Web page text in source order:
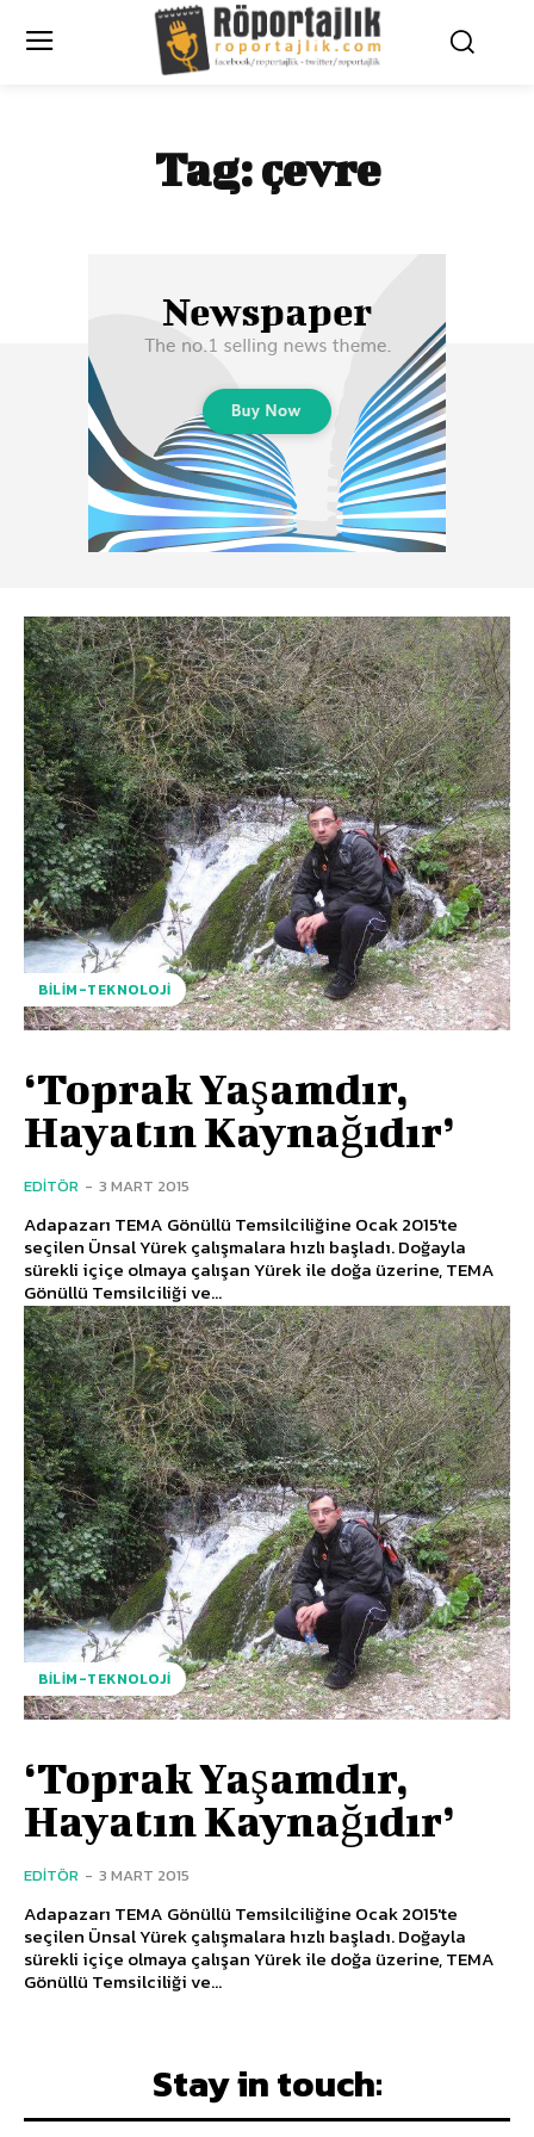
Tag:çevre
BILIM-TEKNOLOJI
‘Toprak Yaşamdır,
Hayatın Kaynağıdır’
EDITÖR - 3 MART 2015
Adapazarı TEMA Gönüllü Temsilciliğine Ocak 2015'te
seçilen Ünsal Yürek çalışmalara hızlı başladı. Doğayla
sürekli içiçe olmaya çalışan Yürek ile doğa üzerine, TEMA
Gönüllü Temsilciliği ve...
BILIM-TEKNOLOJI
‘Toprak Yaşamdır,
Hayatın Kaynağıdır’
EDITÖR - 3 MART 2015
Adapazarı TEMA Gönüllü Temsilciliğine Ocak 2015'te
seçilen Ünsal Yürek çalışmalara hızlı başladı. Doğayla
sürekli içiçe olmaya çalışan Yürek ile doğa üzerine, TEMA
Gönüllü Temsilciliği ve...
Stay in touch: